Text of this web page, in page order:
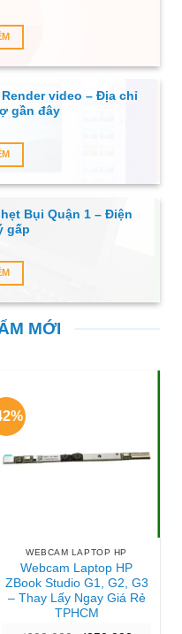
video – Địa chỉ
gần đây
Bụi Quận 1 – Điện
gấp
MỚI
WEBCAM LAPTOP HP
Webcam Laptop HP
ZBook Studio G1, G2, G3
– Thay Lấy Ngay Giá Rẻ
TPHCM